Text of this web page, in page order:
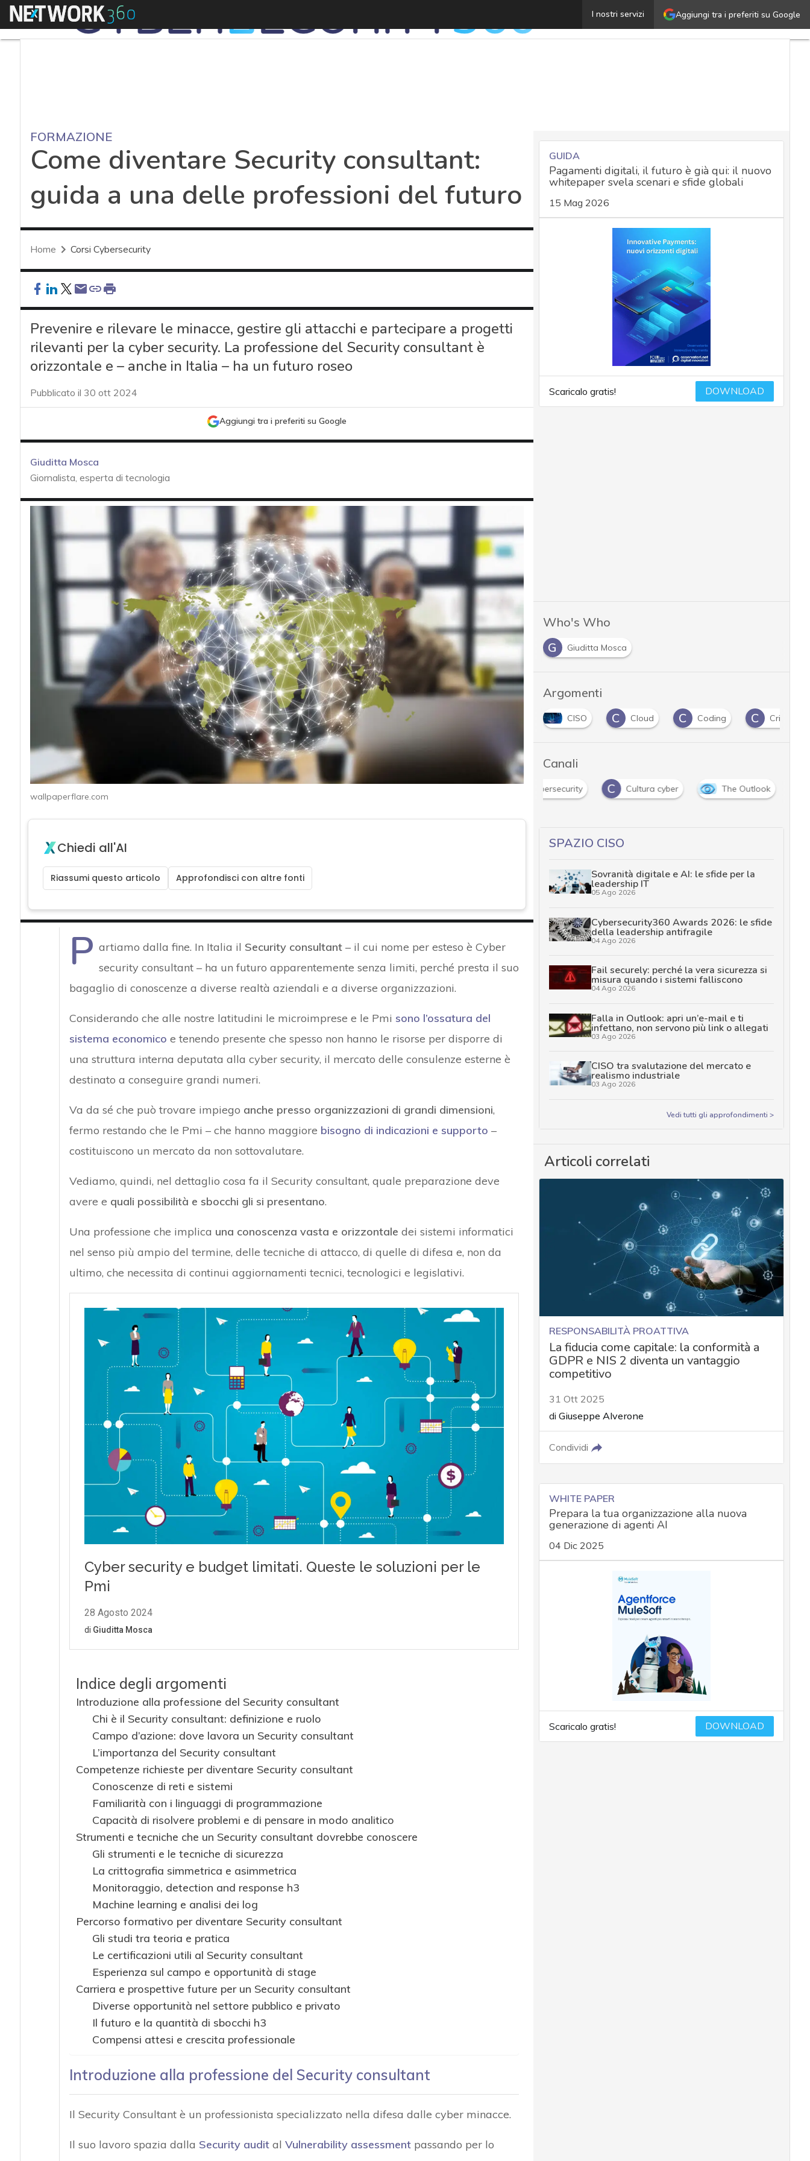
Aggiungi tra i preferiti su Google
I nostri servizi
Menu Come diventare Security consultant: guida a una delle
FORMAZIONE
Come diventare Security consultant:
guida a una delle professioni del futuro
Home Corsi Cybersecurity
Prevenire e rilevare le minacce, gestire gli attacchi e partecipare a progetti
rilevanti per la cyber security. La professione del Security consultant è
orizzontale e – anche in Italia – ha un futuro roseo
Pubblicato il 30 ott 2024
Aggiungi tra i preferiti su Google
Giuditta Mosca
Giornalista, esperta di tecnologia
wallpaperflare.com
Chiedi all'AI
Riassumi questo articolo Approfondisci con altre fonti
P artiamo dalla fine. In Italia il Security consultant– il cui nome per esteso è Cyber
security consultant – ha un futuro apparentemente senza limiti, perché presta il suo
bagaglio di conoscenze a diverse realtà aziendali e a diverse organizzazioni.
Considerando che alle nostre latitudini le microimprese e le Pmi sono l’ossatura del
sistema economico e tenendo presente che spesso non hanno le risorse per disporre di
una struttura interna deputata alla cyber security, il mercato delle consulenze esterne è
destinato a conseguire grandi numeri.
Va da sé che può trovare impiego anche presso organizzazioni di grandi dimensioni,
fermo restando che le Pmi – che hanno maggiore bisogno di indicazioni e supporto –
costituiscono un mercato da non sottovalutare.
Vediamo, quindi, nel dettaglio cosa fa il Security consultant, quale preparazione deve
avere e quali possibilità e sbocchi gli si presentano.
Una professione che implica una conoscenza vasta e orizzontale dei sistemi informatici
nel senso più ampio del termine, delle tecniche di attacco, di quelle di difesa e, non da
ultimo, che necessita di continui aggiornamenti tecnici, tecnologici e legislativi.
Indice degli argomenti
Introduzione alla professione del Security consultant
Chi è il Security consultant: definizione e ruolo
Campo d’azione: dove lavora un Security consultant
L’importanza del Security consultant
Competenze richieste per diventare Security consultant
Conoscenze di reti e sistemi
Familiarità con i linguaggi di programmazione
Capacità di risolvere problemi e di pensare in modo analitico
Strumenti e tecniche che un Security consultant dovrebbe conoscere
Gli strumenti e le tecniche di sicurezza
La crittografia simmetrica e asimmetrica
Monitoraggio, detection and response h3
Machine learning e analisi dei log
Percorso formativo per diventare Security consultant
Gli studi tra teoria e pratica
Le certificazioni utili al Security consultant
Esperienza sul campo e opportunità di stage
Carriera e prospettive future per un Security consultant
Diverse opportunità nel settore pubblico e privato
Il futuro e la quantità di sbocchi h3
Compensi attesi e crescita professionale
Introduzione alla professione del Security consultant
Il Security Consultant è un professionista specializzato nella difesa dalle cyber minacce.
Il suo lavoro spazia dalla Security audital Vulnerability assessment passando per lo
GUIDA
Pagamenti digitali, il futuro è già qui: il nuovo
whitepaper svela scenari e sfide globali
15 Mag 2026
Scaricalo gratis! DOWNLOAD
Who's Who
G
Giuditta Mosca
Argomenti
A
C Cloud C Coding C Crittografia
Canali
Corsi cybersecurity C Cultura cyber The Outlook
SPAZIO CISO
Sovranità digitale e AI: le sfide per la
leadership IT
05 Ago 2026
Cybersecurity360 Awards 2026: le sfide
della leadership antifragile
04 Ago 2026
Fail securely: perché la vera sicurezza si
misura quando i sistemi falliscono
04 Ago 2026
Falla in Outlook: apri un’e-mail e ti
infettano, non servono più link o allegati
03 Ago 2026
CISO tra svalutazione del mercato e
realismo industriale
03 Ago 2026
Vedi tutti gli approfondimenti >
Articoli correlati
RESPONSABILITÀ PROATTIVA
La fiducia come capitale: la conformità a
GDPR e NIS 2 diventa un vantaggio
competitivo
31 Ott 2025
di Giuseppe Alverone
Condividi
WHITE PAPER
Prepara la tua organizzazione alla nuova
generazione di agenti AI
04 Dic 2025
Scaricalo gratis! DOWNLOAD